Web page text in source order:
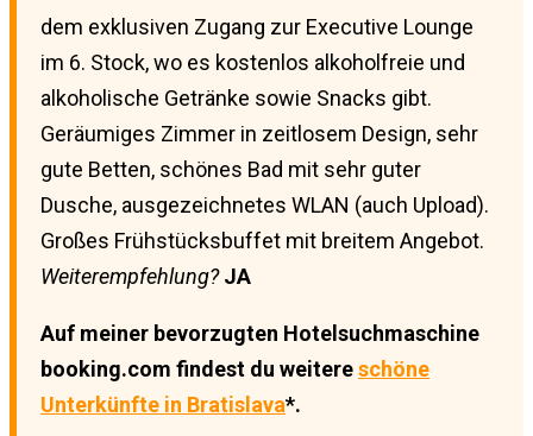
dem exklusiven Zugang zur Executive Lounge
im 6. Stock, wo es kostenlos alkoholfreie und
alkoholische Getränke sowie Snacks gibt.
Geräumiges Zimmer in zeitlosem Design, sehr
gute Betten, schönes Bad mit sehr guter
Dusche, ausgezeichnetes WLAN (auch Upload).
Großes Frühstücksbuffet mit breitem Angebot.
Weiterempfehlung? JA
Auf meiner bevorzugten Hotelsuchmaschine
booking.com findest du weitereschöne
Unterkünfte in Bratislava*.